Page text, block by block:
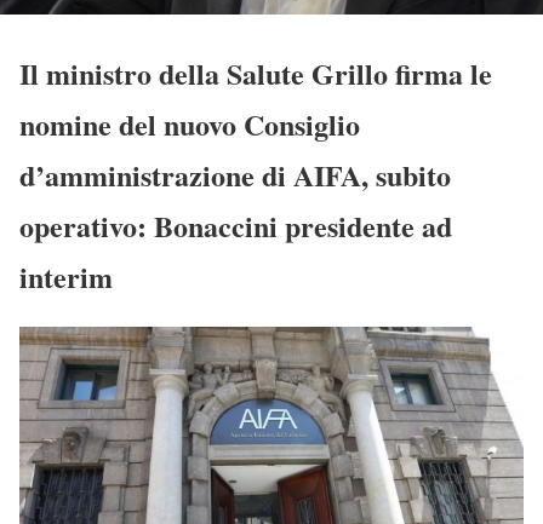
Il ministro della Salute Grillo firma le
nomine del nuovo Consiglio
d’amministrazione di AIFA, subito
operativo: Bonaccini presidente ad
interim